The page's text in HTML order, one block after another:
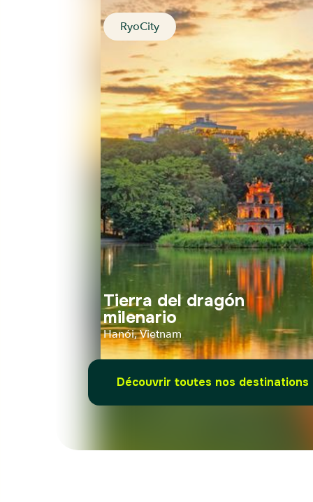
RyoCity
Tierra del dragón
milenario
Hanói, Vietnam
milenario
Découvrir toutes nos destinations